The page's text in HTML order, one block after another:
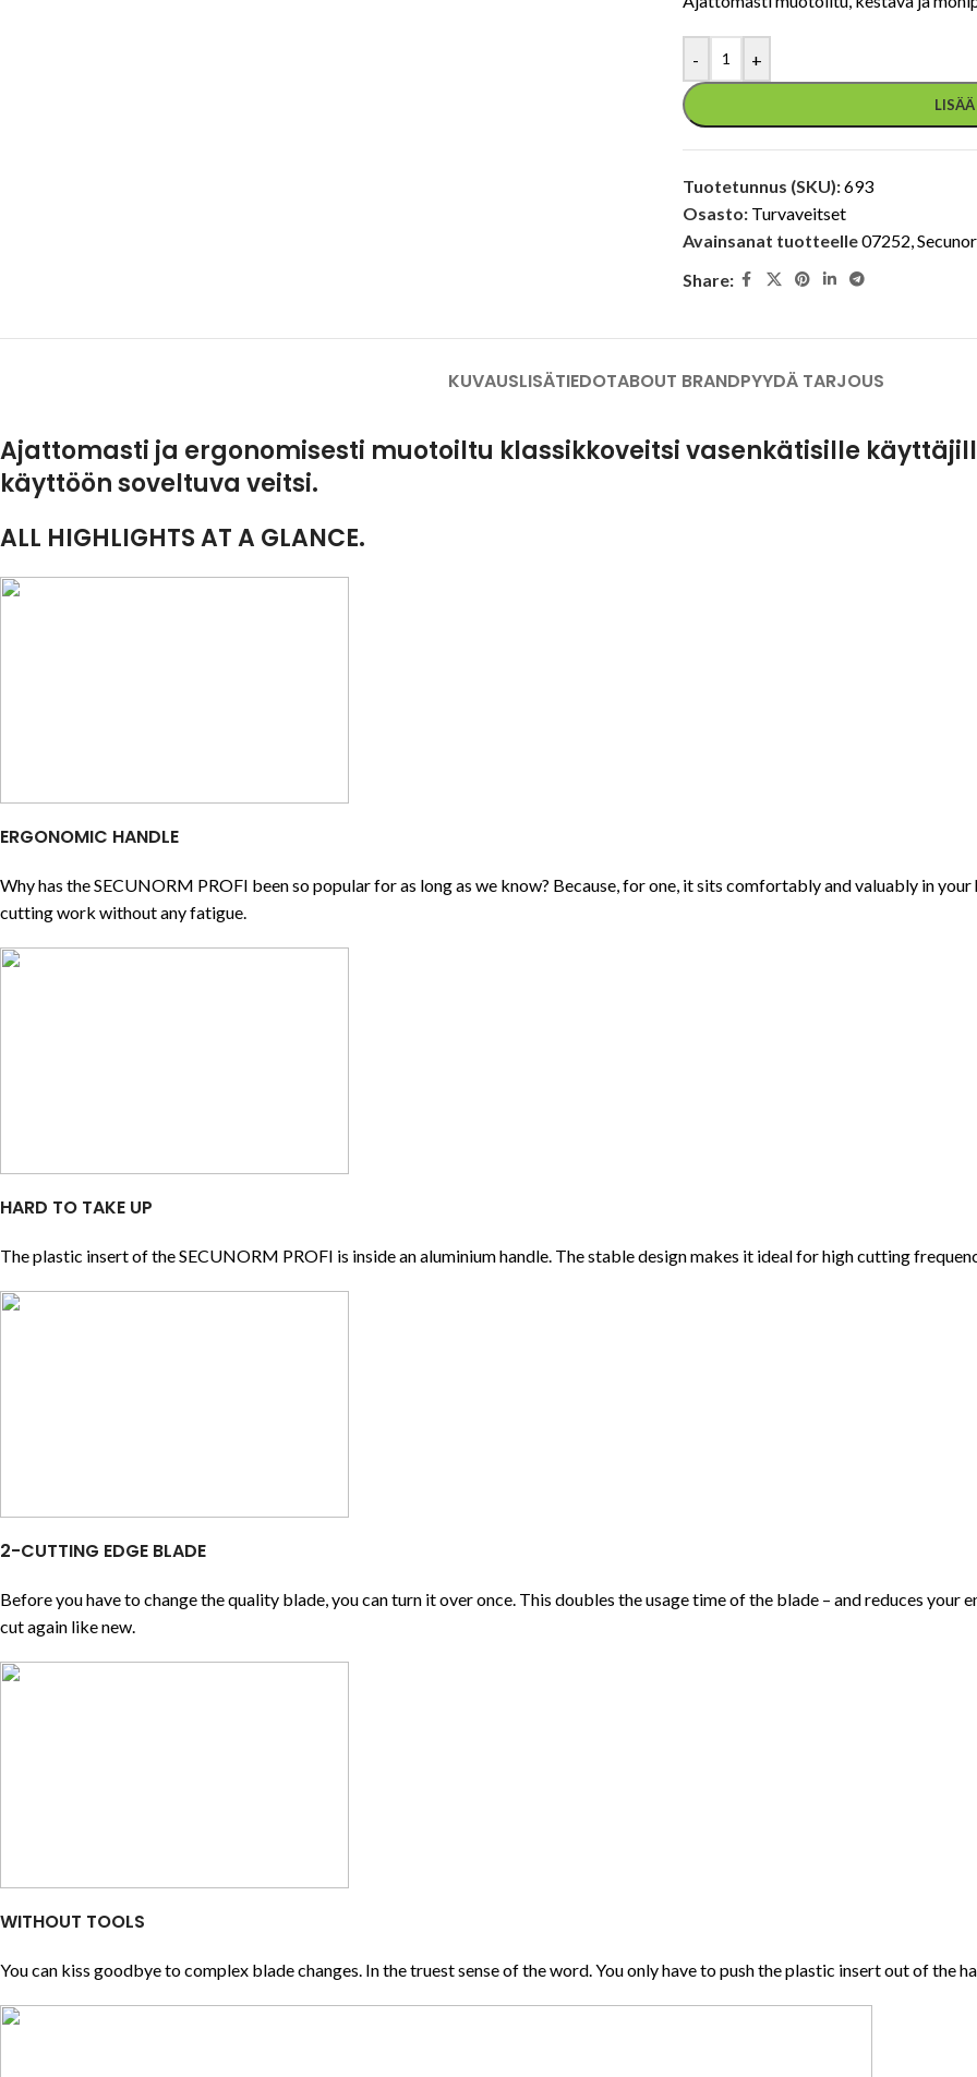
- +
Tuotetunnus (SKU):693
Osasto: Turvaveitset
Avainsanat tuotteelle07252,
Share:
KUVAUSLISÄTIEDOTABOUT BRANDPYYDÄ TARJOUS
Ajattomasti ja ergonomisesti muotoiltu klassikkoveitsi vasenkätisille
käyttöön soveltuva veitsi.
ALL HIGHLIGHTS AT A GLANCE.
ERGONOMIC HANDLE
Why has the SECUNORM PROFI been so popular for as long as we know? Because, for one, it sits comfortably and valuably in your
cutting work without any fatigue.
HARD TO TAKE UP
The plastic insert of the SECUNORM PROFI is inside an aluminium handle. The stable design makes it ideal for high cutting
2-CUTTING EDGE BLADE
Before you have to change the quality blade, you can turn it over once. This doubles the usage time of the blade – and reduces your
cut again like new.
WITHOUT TOOLS
You can kiss goodbye to complex blade changes. In the truest sense of the word. You only have to push the plastic insert out of the